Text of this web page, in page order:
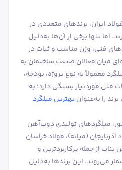
ایران، برندهای متعددی در
اما تنها برخی از آن‌ها به‌دلیل
فنی، وزن مناسب و ثبات در
میان فعالان صنعت ساختمان به
معمولاً به نوع پروژه، بودجه،
موردنیاز بستگی دارد؛ به
را به‌عنوان بهترین میلگرد
میلگردهای تولیدی ذوب‌آهن
آذربایجان (میانه)، فولاد خراسان
از جمله پرکاربردترین و
می‌روند. این برندها به‌دلیل